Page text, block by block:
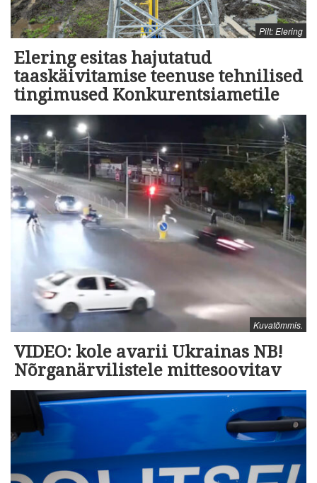
Pilt: Elering
Elering esitas hajutatud
taaskäivitamise teenuse tehnilised
tingimused Konkurentsiametile
Kuvatõmmis.
VIDEO: kole avarii Ukrainas NB!
Nõrganärvilistele mittesoovitav